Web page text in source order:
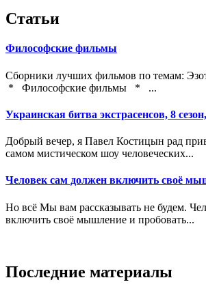
Статьи
Философские фильмы
Сборники лучших фильмов по темам:
* Философские фильмы * ...
Украинская битва экстрасенсов, 8
Добрый вечер, я Павел Костицын рад
самом мистическом шоу человеческих...
Человек сам должен включить своё
Но всё Мы вам рассказывать не будем.
включить своё мышление и пробовать...
Последние материалы